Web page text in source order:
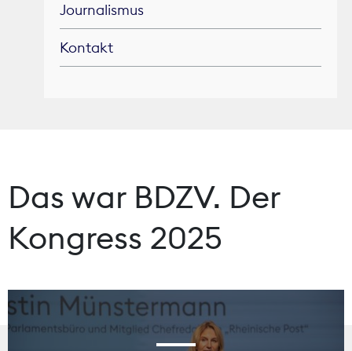
Journalismus
Kontakt
Das war BDZV. Der
Kongress 2025